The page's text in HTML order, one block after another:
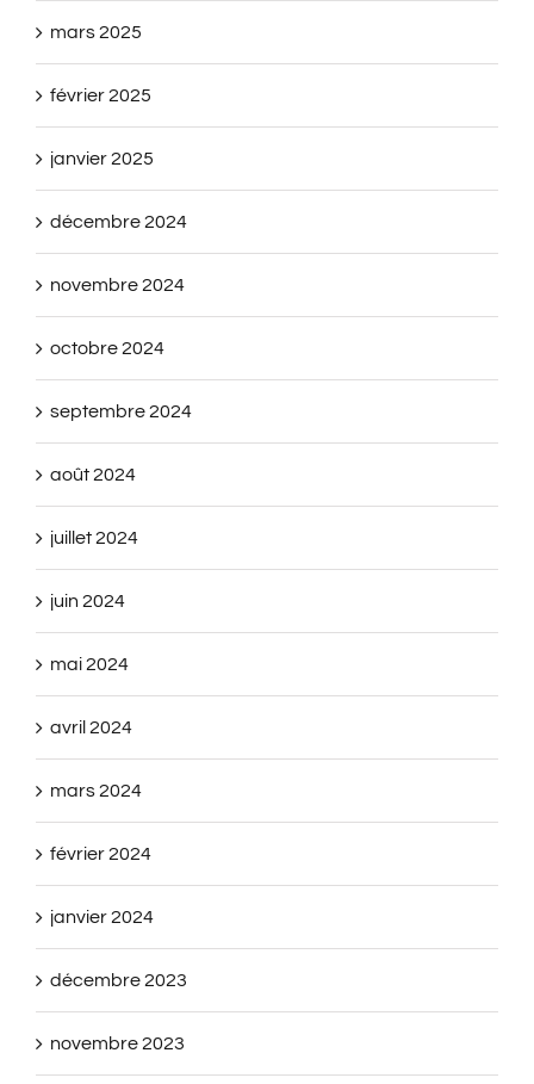
mars 2025
février 2025
janvier 2025
décembre 2024
novembre 2024
octobre 2024
septembre 2024
août 2024
juillet 2024
juin 2024
mai 2024
avril 2024
mars 2024
février 2024
janvier 2024
décembre 2023
novembre 2023